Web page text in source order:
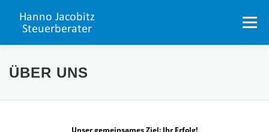
springen
Menü
PORTAL LEISTUNGSPROFIL
ÜBER UNS
Unser gemeinsames Ziel: Ihr Erfolg!